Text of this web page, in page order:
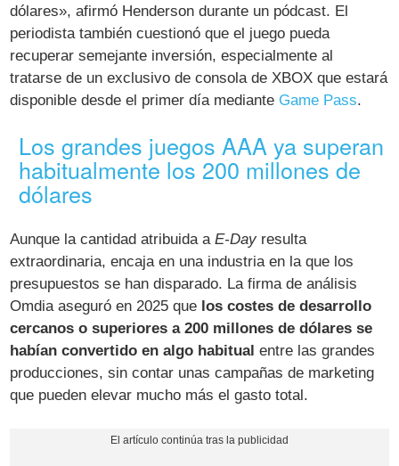
dólares», afirmó Henderson durante un pódcast. El
periodista también cuestionó que el juego pueda
recuperar semejante inversión, especialmente al
tratarse de un exclusivo de consola de XBOX que estará
disponible desde el primer día mediante Game Pass.
Los grandes juegos AAA ya superan
habitualmente los 200 millones de
dólares
Aunque la cantidad atribuida aE-Day resulta
extraordinaria, encaja en una industria en la que los
presupuestos se han disparado. La firma de análisis
Omdia aseguró en 2025 que los costes de desarrollo
cercanos o superiores a 200 millones de dólares se
habían convertido en algo habitual entre las grandes
producciones, sin contar unas campañas de marketing
que pueden elevar mucho más el gasto total.